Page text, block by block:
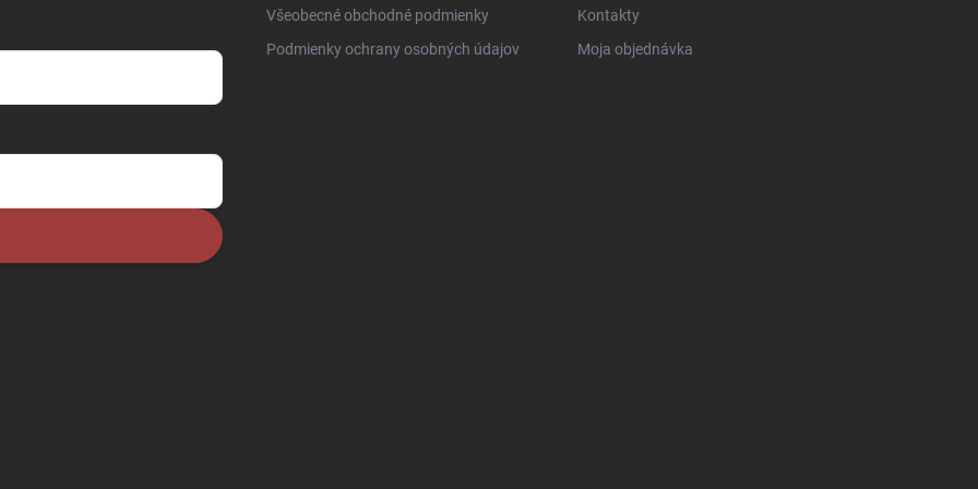
Všeobecné obchodné podmienky
Podmienky ochrany osobných údajov
Kontakty
Moja objednávka